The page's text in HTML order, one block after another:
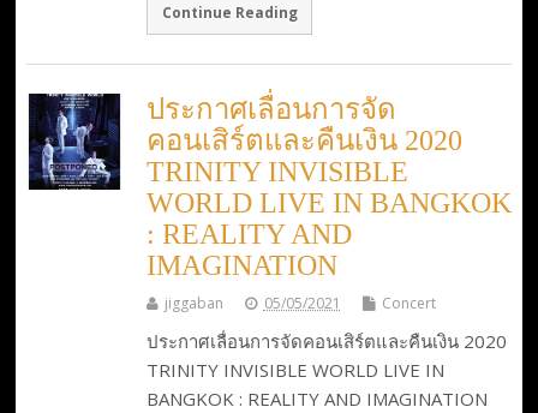
Continue Reading
ประกาศเลื่อนการจัด
คอนเสิร์ตและคืนเงิน 2020
TRINITY INVISIBLE
WORLD LIVE IN BANGKOK
: REALITY AND
IMAGINATION
jiggaban 05/05/2021 Concert
ประกาศเลื่อนการจัดคอนเสิร์ตและคืนเงิน 2020
TRINITY INVISIBLE WORLD LIVE IN
BANGKOK : REALITY AND IMAGINATION